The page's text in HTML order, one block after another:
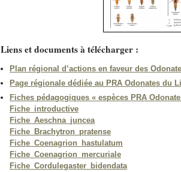
Liens et documents à télécharger :
Plan régional d’actions en faveur des
Page régionale dédiée au PRA Odonates du
Fiches pédagogiques « espèces PRA
Fiche_introductive
Fiche_Aeschna_juncea
Fiche_Brachytron_pratense
Fiche_Coenagrion_hastulatum
Fiche_Coenagrion_mercuriale
Fiche_Cordulegaster_bidendata